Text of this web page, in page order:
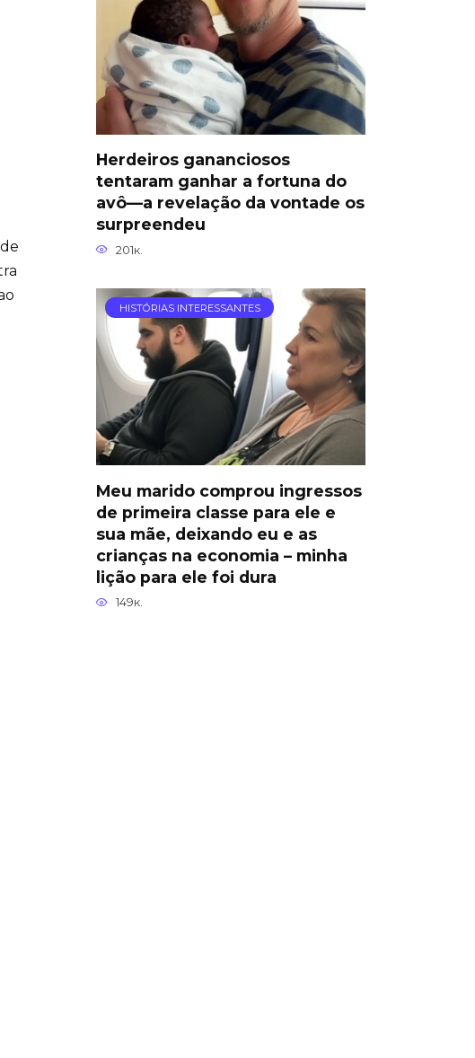
Herdeiros gananciosos
tentaram ganhar a fortuna do
avô—a revelação da vontade os
surpreendeu
201к.
HISTÓRIAS INTERESSANTES
Meu marido comprou ingressos
de primeira classe para ele e
sua mãe, deixando eu e as
crianças na economia – minha
lição para ele foi dura
149к.